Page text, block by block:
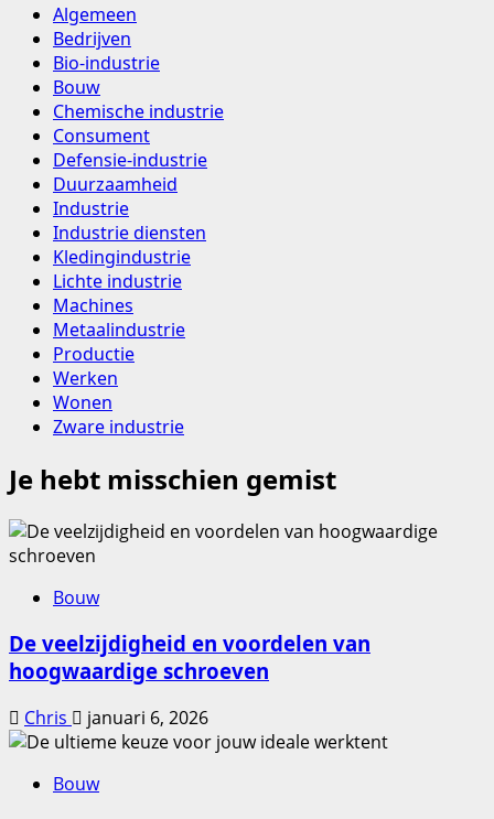
Algemeen
Bedrijven
Bio-industrie
Bouw
Chemische industrie
Consument
Defensie-industrie
Duurzaamheid
Industrie
Industrie diensten
Kledingindustrie
Lichte industrie
Machines
Metaalindustrie
Productie
Werken
Wonen
Zware industrie
Je hebt misschien gemist
Bouw
De veelzijdigheid en voordelen van
hoogwaardige schroeven
Chris januari 6, 2026
Bouw